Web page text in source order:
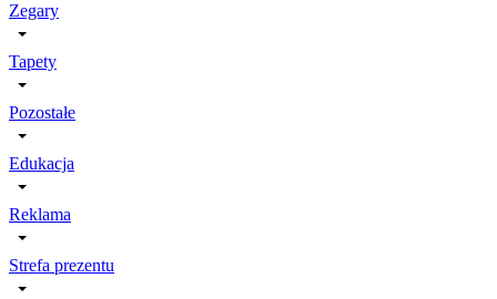
Zegary
Tapety
Pozostałe
Edukacja
Reklama
Strefa prezentu